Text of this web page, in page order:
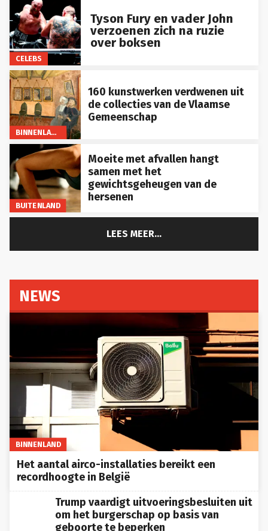
CELEBS
verzoenen zich na ruzie
over boksen
BINNENLAND
de collecties van de Vlaamse
Gemeenschap
BUITENLAND
samen met het
gewichtsgeheugen van de
hersenen
NEWS
BINNENLAND
Het aantal airco-installaties bereikt een
recordhoogte in België
om het burgerschap op basis van
geboorte te beperken